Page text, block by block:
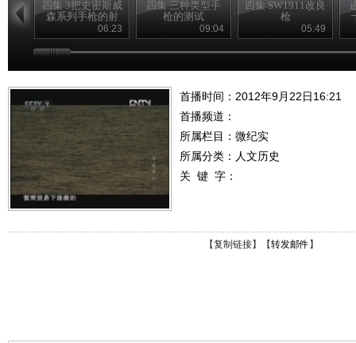
四集 3把史密斯威
森系列手枪的射
06:23
四集 三种类型手
枪的测试
09:04
四集 SW1911改良
枪
05:49
首播时间：2012年9月22日16:21
首播频道：
所属栏目： 微纪实
所属分类：人文历史
关 键 字：
【复制链接】【转发邮件 】